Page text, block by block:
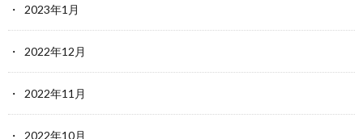
2023年1月
2022年12月
2022年11月
2022年10月